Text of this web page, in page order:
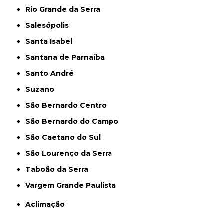
Rio Grande da Serra
Salesópolis
Santa Isabel
Santana de Parnaíba
Santo André
Suzano
São Bernardo Centro
São Bernardo do Campo
São Caetano do Sul
São Lourenço da Serra
Taboão da Serra
Vargem Grande Paulista
Aclimação